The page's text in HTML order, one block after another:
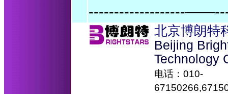
-------------------
北京博朗特
Beijing
Technology
电话：010-